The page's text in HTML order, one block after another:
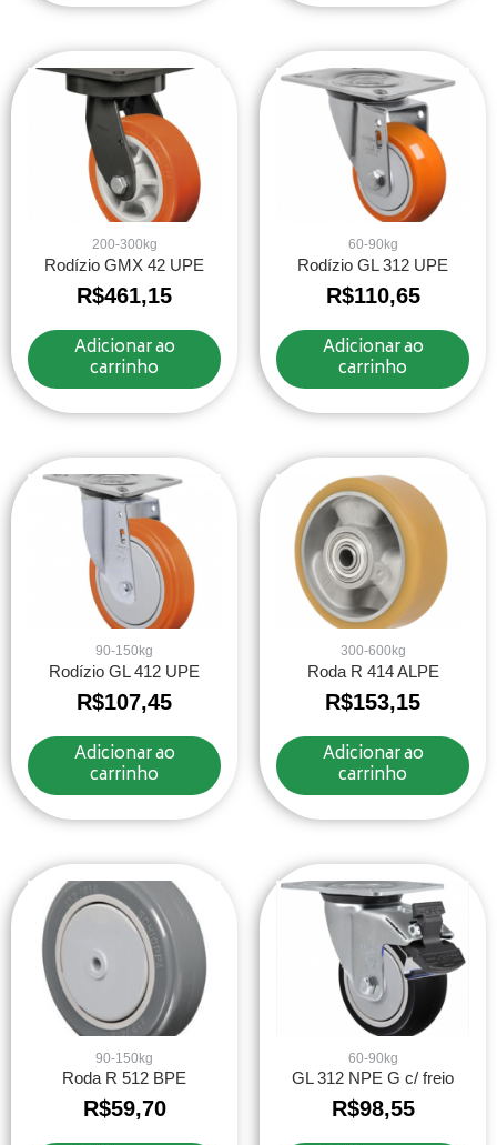
200-300kg
Rodízio GMX 42 UPE
R$461,15
Adicionar ao
carrinho
60-90kg
Rodízio GL 312 UPE
R$110,65
Adicionar ao
carrinho
90-150kg
Rodízio GL 412 UPE
R$107,45
Adicionar ao
carrinho
300-600kg
Roda R 414 ALPE
R$153,15
Adicionar ao
carrinho
90-150kg
Roda R 512 BPE
R$59,70
60-90kg
GL 312 NPE G c/ freio
R$98,55